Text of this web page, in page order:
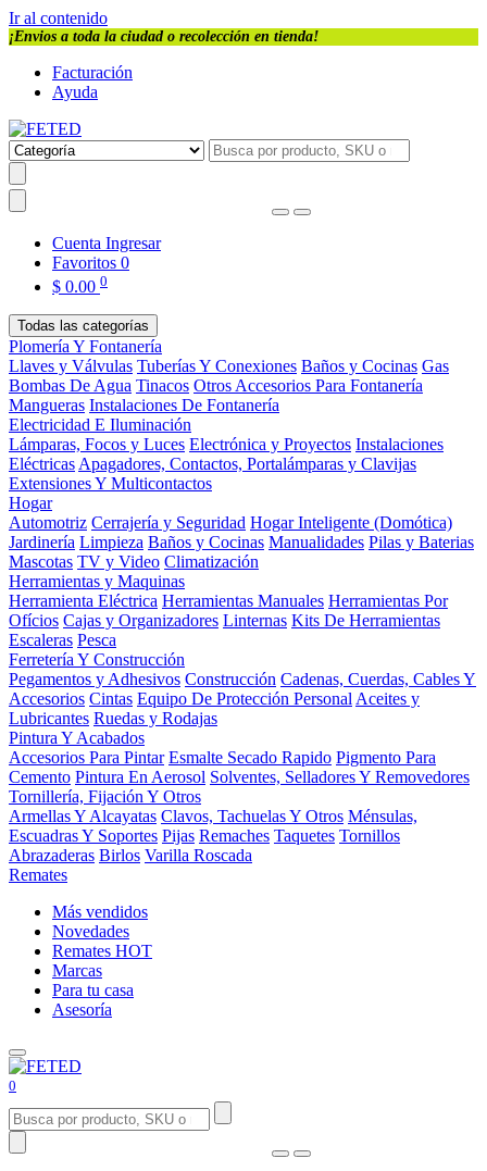
Ir al contenido
¡Envios a toda la ciudad o recolección en tienda!
Facturación
Ayuda
Cuenta Ingresar
Favoritos 0
$ 0.00 0
Todas las categorías
Plomería Y Fontanería
Llaves y Válvulas Tuberías Y Conexiones Baños y Cocinas Gas
Bombas De Agua Tinacos Otros Accesorios Para Fontanería
Mangueras Instalaciones De Fontanería
Electricidad E Iluminación
Lámparas, Focos y Luces Electrónica y Proyectos Instalaciones
Eléctricas Apagadores, Contactos, Portalámparas y Clavijas
Extensiones Y Multicontactos
Hogar
Automotriz Cerrajería y Seguridad Hogar Inteligente (Domótica)
Jardinería Limpieza Baños y Cocinas Manualidades Pilas y Baterias
Mascotas TV y Video Climatización
Herramientas y Maquinas
Herramienta Eléctrica Herramientas Manuales Herramientas Por
Ofícios Cajas y Organizadores Linternas Kits De Herramientas
Escaleras Pesca
Ferretería Y Construcción
Pegamentos y Adhesivos Construcción Cadenas, Cuerdas, Cables Y
Accesorios Cintas Equipo De Protección Personal Aceites y
Lubricantes Ruedas y Rodajas
Pintura Y Acabados
Accesorios Para Pintar Esmalte Secado Rapido Pigmento Para
Cemento Pintura En Aerosol Solventes, Selladores Y Removedores
Tornillería, Fijación Y Otros
Armellas Y Alcayatas Clavos, Tachuelas Y Otros Ménsulas,
Escuadras Y Soportes Pijas Remaches Taquetes Tornillos
Abrazaderas Birlos Varilla Roscada
Remates
Más vendidos
Novedades
Remates HOT
Marcas
Para tu casa
Asesoría
0